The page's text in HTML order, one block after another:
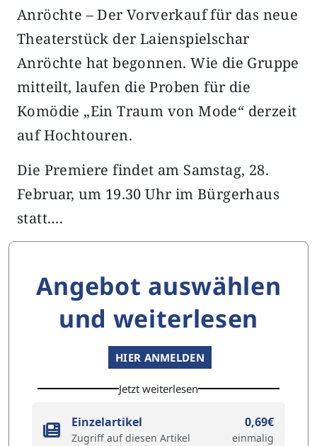
Anröchte – Der Vorverkauf für das neue
Theaterstück der Laienspielschar
Anröchte hat begonnen. Wie die Gruppe
mitteilt, laufen die Proben für die
Komödie „Ein Traum von Mode“ derzeit
auf Hochtouren.
Die Premiere findet am Samstag, 28.
Februar, um 19.30 Uhr im Bürgerhaus
statt.…
Angebot auswählen
und weiterlesen
HIER ANMELDEN
Jetzt weiterlesen
Einzelartikel
Zugriff auf diesen Artikel
0,69€
einmalig